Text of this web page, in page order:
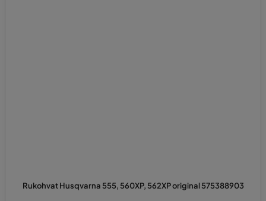
Rukohvat Husqvarna 555, 560XP, 562XP original 575388903